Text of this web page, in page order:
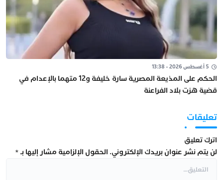
5 أغسطس 2026 - 13:38
الحكم على المذيعة المصرية سارة خليفة و12 متهما بالإعدام في
قضية هزت بلاد الفراعنة
تعليقات
اترك تعليق
لن يتم نشر عنوان بريدك الإلكتروني. الحقول الإلزامية مشار إليها بـ*